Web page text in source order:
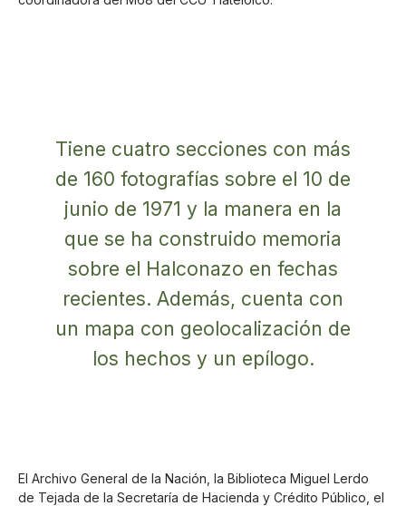
Tiene cuatro secciones con más
de 160 fotografías sobre el 10 de
junio de 1971 y la manera en la
que se ha construido memoria
sobre el Halconazo en fechas
recientes. Además, cuenta con
un mapa con geolocalización de
los hechos y un epílogo.
El Archivo General de la Nación, la Biblioteca Miguel Lerdo
de Tejada de la Secretaría de Hacienda y Crédito Público, el